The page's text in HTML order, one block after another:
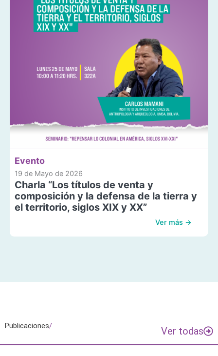
Evento
19 de Mayo de 2026
Charla “Los títulos de venta y
composición y la defensa de la tierra y
el territorio, siglos XIX y XX”
Ver más →
Publicaciones/ Ver todas